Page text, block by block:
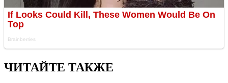
ЧИТАЙТЕ ТАКЖЕ